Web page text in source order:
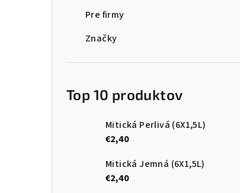
Pre firmy
Značky
Top 10 produktov
Mitická Perlivá (6X1,5L)
€2,40
Mitická Jemná (6X1,5L)
€2,40